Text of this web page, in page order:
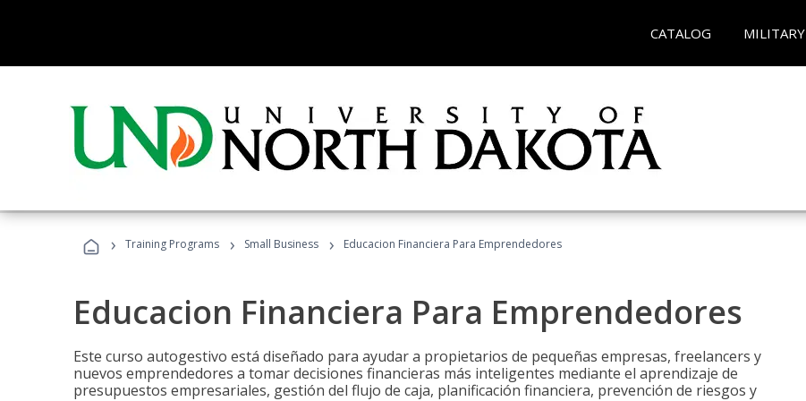
CATALOG MILITARY
› Training Programs › Small Business › Educacion Financiera Para Emprendedores
Educacion Financiera Para Emprendedores
Este curso autogestivo está diseñado para ayudar a propietarios de pequeñas empresas, freelancers y
nuevos emprendedores a tomar decisiones financieras más inteligentes mediante el aprendizaje de
presupuestos empresariales, gestión del flujo de caja, planificación financiera, prevención de riesgos y